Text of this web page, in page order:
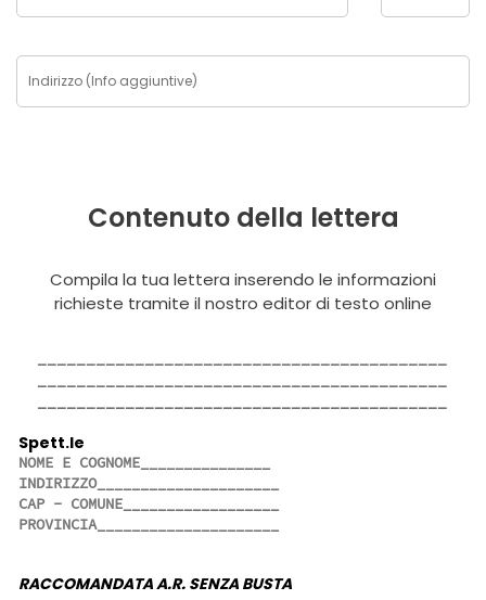
Contenuto della lettera
Compila la tua lettera inserendo le informazioni
richieste tramite il nostro editor di testo online
Spett.le
RACCOMANDATA A.R. SENZA BUSTA